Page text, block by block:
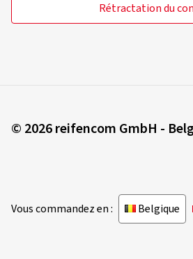
Rétractation du
© 2026 reifencom GmbH -
Vous commandez en : Belgique